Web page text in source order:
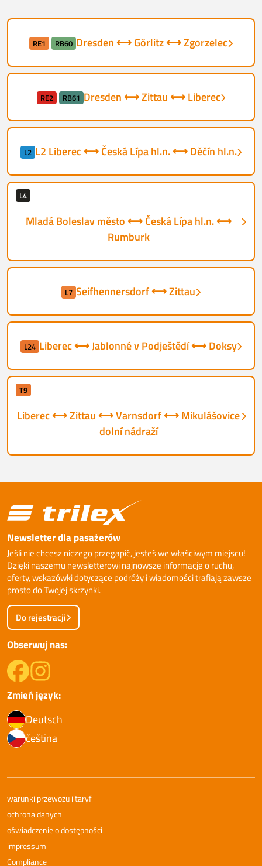
RE1 RB60 Dresden ⟷ Görlitz ⟷ Zgorzelec
RE2 RB61 Dresden ⟷ Zittau ⟷ Liberec
L2 L2 Liberec ⟷ Česká Lípa hl.n. ⟷ Děčín hl.n.
L4
Mladá Boleslav město ⟷ Česká Lípa hl.n. ⟷
Rumburk
L7 Seifhennersdorf ⟷ Zittau
L24 Liberec ⟷ Jablonné v Podještědí ⟷ Doksy
T9
Liberec ⟷ Zittau ⟷ Varnsdorf ⟷ Mikulášovice
dolní nádraží
Newsletter dla pasażerów
Jeśli nie chcesz niczego przegapić, jesteś we właściwym miejscu!
Dzięki naszemu newsletterowi najnowsze informacje o ruchu,
oferty, wskazówki dotyczące podróży i wiadomości trafiają zawsze
prosto do Twojej skrzynki.
Do rejestracji
Obserwuj nas:
Zmień język:
Deutsch
čeština
warunki przewozu i taryf
ochrona danych
oświadczenie o dostępności
impressum
Compliance